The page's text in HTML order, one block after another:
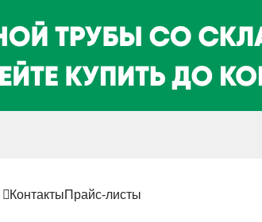
КонтактыПрайс-листы